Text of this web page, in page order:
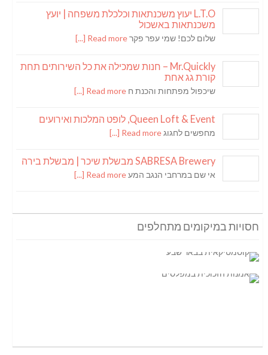
L.T.O יעוץ משכנתאות וכלכלת משפחה | יועץ
משכנתאות באשכול
שלום לכם! שמי עפר פקרRead more [...]
Mr.Quickly – חנות שמכילה את כל השירותים תחת
קורת גג אחת
שיכפול מפתחות והכנת ח Read more [...]
Queen Loft & Event, לופט המלכות ואירועים
מחפשים לחגוגRead more [...]
SABRESA Brewery מבשלת שיכר | מבשלת בירה
אי שם במרחבי הנגב המעRead more [...]
חסויות במיקומים מתחלפים